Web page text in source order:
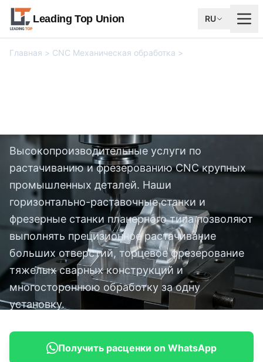
Leading Top Union RU
Главная > CNC Механическая обработка >
Высокопроизводительные услуги по
растачиванию и фрезерованию CNC крупных
промышленных деталей. Наши
горизонтально-раставочные станки и
фрезерные станки планерного типа позволяют
выполнять прецизионное растачивание
больших отверстий, торцевое фрезерование
тяжелых сварных конструкций и
многостороннюю обработку за одну
установку.
Получить расценки on WhatsApp